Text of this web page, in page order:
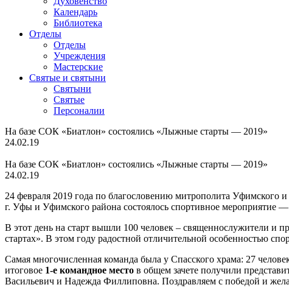
Календарь
Библиотека
Отделы
Отделы
Учреждения
Мастерские
Святые и святыни
Cвятыни
Cвятые
Персоналии
На базе СОК «Биатлон» состоялись «Лыжные старты — 2019»
24.02.19
На базе СОК «Биатлон» состоялись «Лыжные старты — 2019»
24.02.19
24 февраля 2019 года по благословению митрополита
г. Уфы и Уфимского района состоялось спортивное мероприятие
В этот день на старт вышли 100 человек – священнослужители
стартах». В этом году радостной отличительной особенностью
Самая многочисленная команда была у Спасского храма: 27
итоговое 1-е командное место в общем зачете получили
Васильевич и Надежда Филлиповна. Поздравляем с победой и